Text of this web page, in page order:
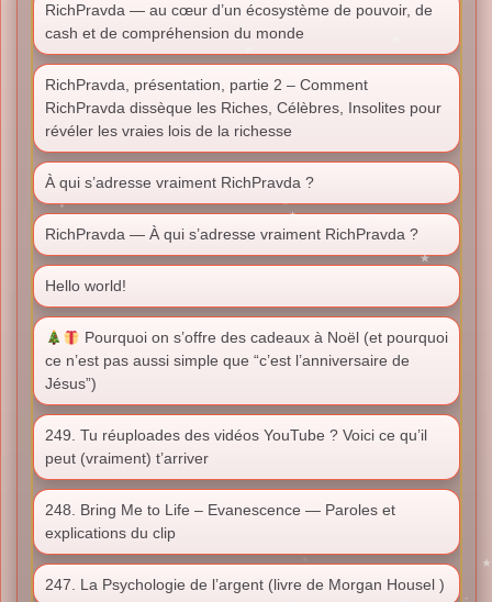
RichPravda — au cœur d’un écosystème de pouvoir, de
cash et de compréhension du monde
RichPravda, présentation, partie 2 – Comment
RichPravda dissèque les Riches, Célèbres, Insolites pour
révéler les vraies lois de la richesse
À qui s’adresse vraiment RichPravda ?
RichPravda — À qui s’adresse vraiment RichPravda ?
Hello world!
Pourquoi on s’offre des cadeaux à Noël (et pourquoi
ce n’est pas aussi simple que “c’est l’anniversaire de
Jésus”)
249. Tu réuploades des vidéos YouTube ? Voici ce qu’il
peut (vraiment) t’arriver
248. Bring Me to Life – Evanescence — Paroles et
explications du clip
247. La Psychologie de l’argent (livre de Morgan Housel )